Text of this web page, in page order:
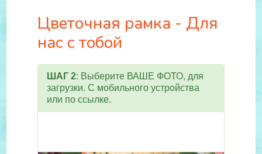
Цветочная рамка - Для
нас с тобой
ШАГ 2: Выберите ВАШЕ ФОТО, для
загрузки. С мобильного устройства
или по ссылке.